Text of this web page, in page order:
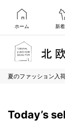
ホーム 新
夏のファッション入
Today’s